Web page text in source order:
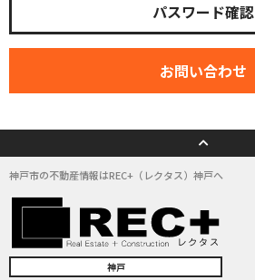
パスワード確認
お問い合わせ
神戸市の不動産情報はREC+（レクタス）神戸へ
神戸